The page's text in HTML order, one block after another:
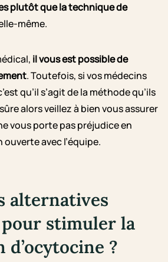
plutôt que la technique de
même.
il vous est possible de
. Toutefois, si vos médecins
qu’il s’agit de la méthode qu’ils
alors veillez à bien vous assurer
vous porte pas préjudice en
avec l’équipe.
alternatives
stimuler la
?